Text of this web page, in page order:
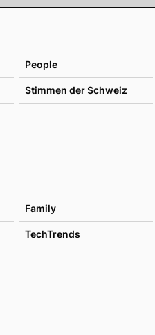
People
Stimmen der Schweiz
Family
TechTrends